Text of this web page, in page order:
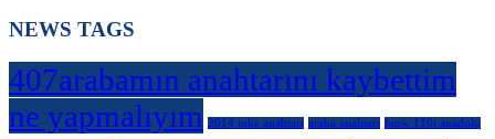
NEWS TAGS
407arabamın anahtarını kaybettim
ne yapmalıyım 2014 juke anahtarı araba anahtarı bmw 116i anadolu